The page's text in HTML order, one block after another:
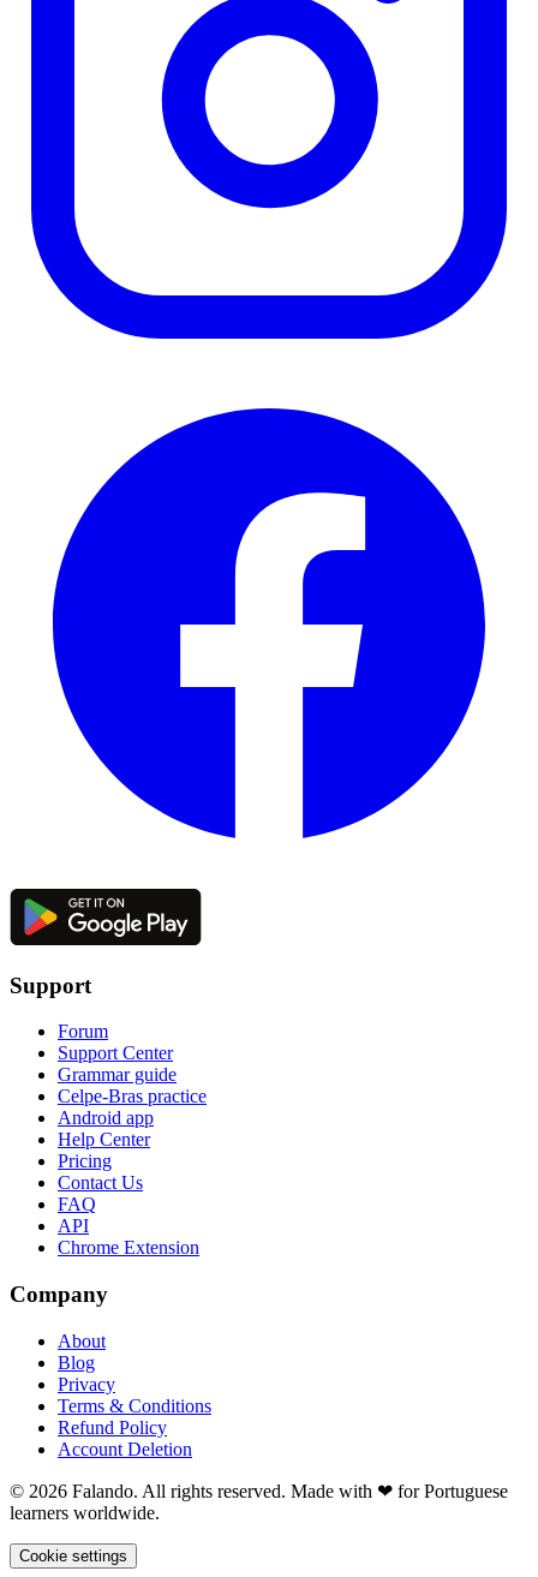
Support
Forum
Support Center
Grammar guide
Celpe-Bras practice
Android app
Help Center
Pricing
Contact Us
FAQ
API
Chrome Extension
Company
About
Blog
Privacy
Terms & Conditions
Refund Policy
Account Deletion
© 2026 Falando. All rights reserved. Made with ❤ for Portuguese
learners worldwide.
Cookie settings